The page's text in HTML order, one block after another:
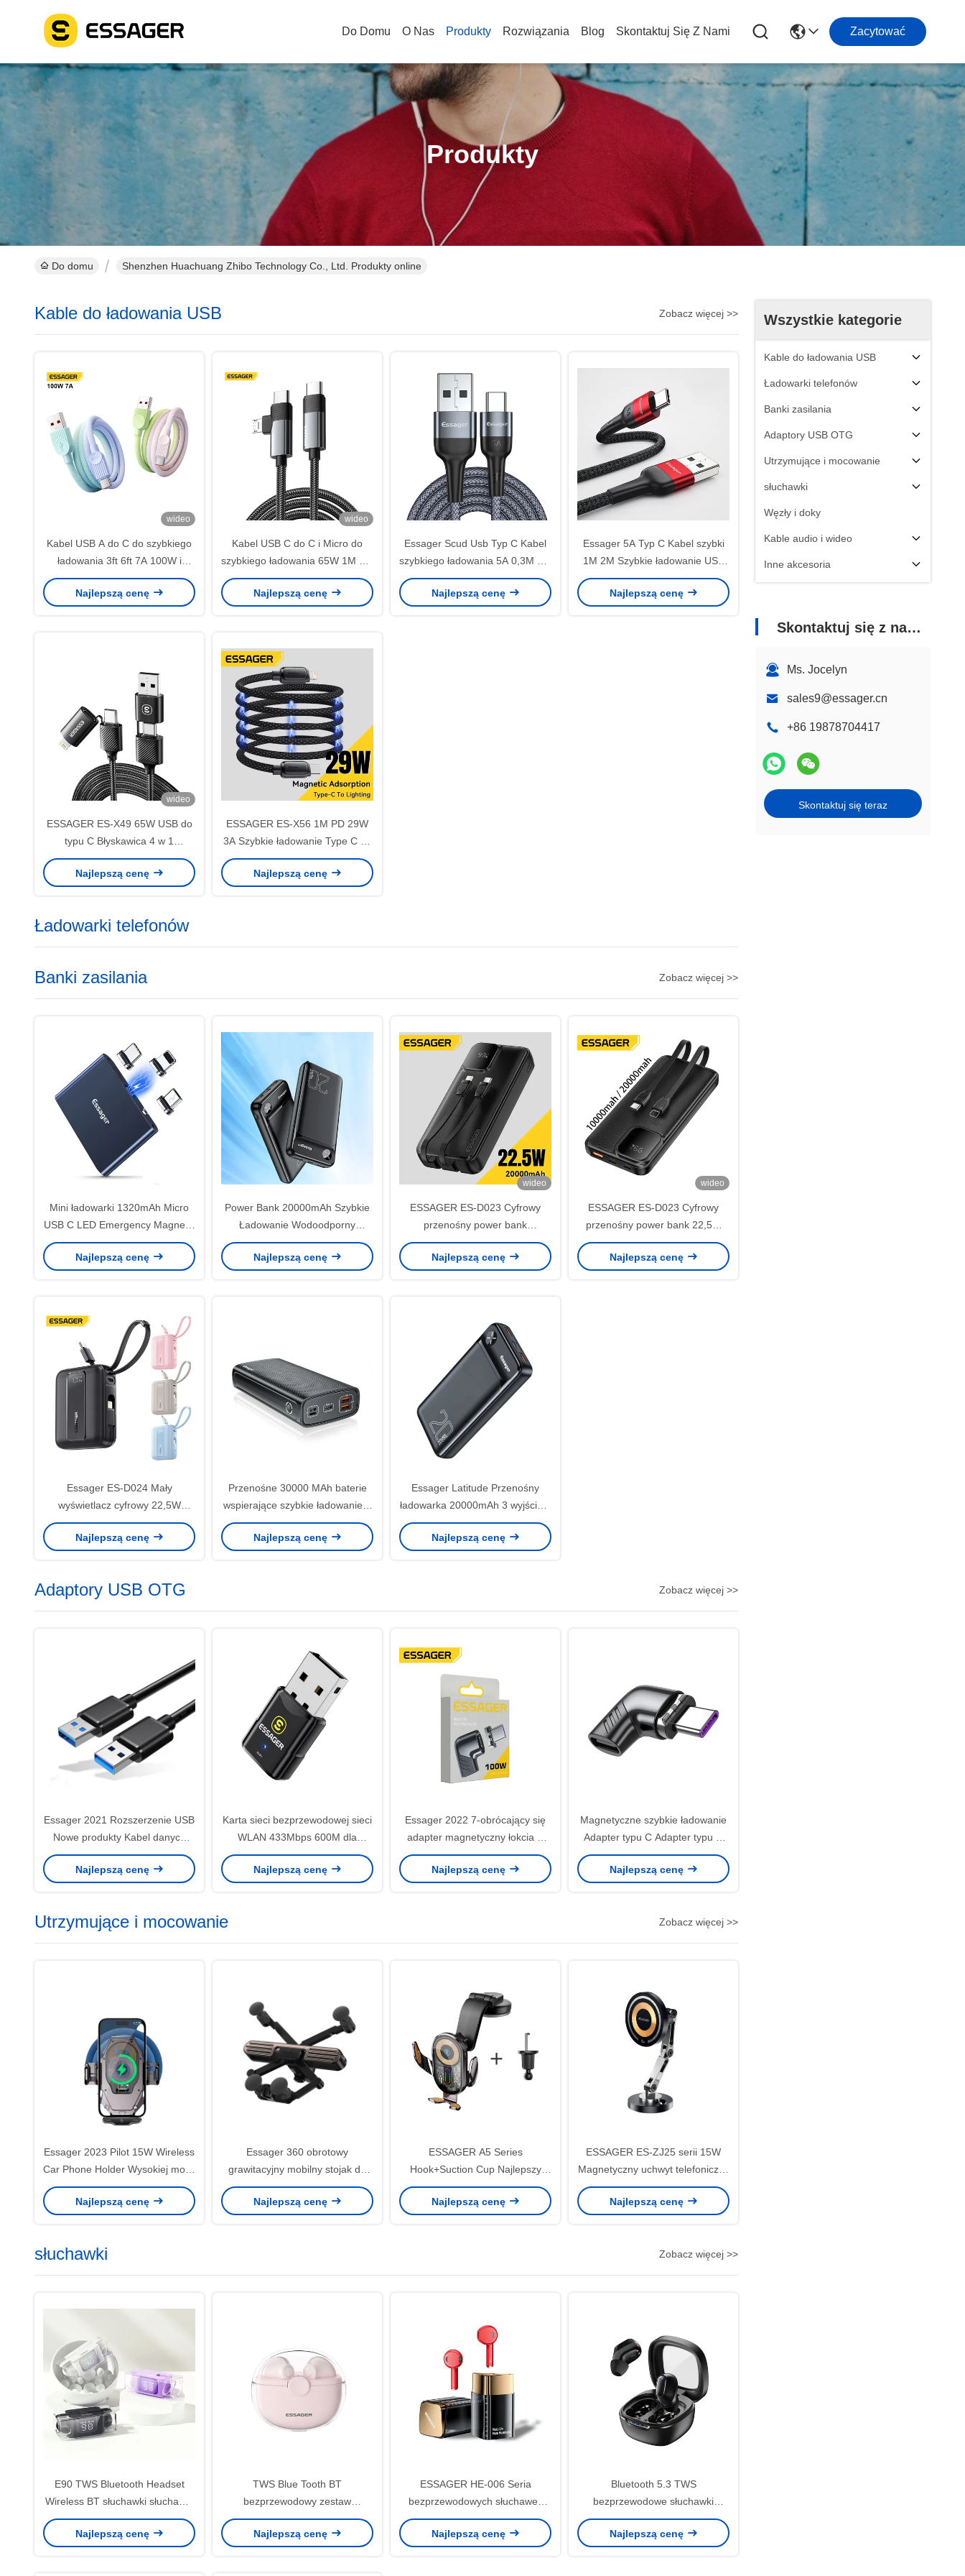
Do Domu O Nas Produkty Rozwiązania Blog Skontaktuj Się Z Nami Zacytować
Produkty
Do domu Shenzhen Huachuang Zhibo Technology Co., Ltd. Produkty online
Wszystkie kategorie
Kable do ładowania USB
Ładowarki telefonów
Banki zasilania
Adaptory USB OTG
Utrzymujące i mocowanie
słuchawki
Węzły i doky
Kable audio i wideo
Inne akcesoria
Skontaktuj się z nami
Ms. Jocelyn
sales9@essager.cn
+86 19878704417
Skontaktuj się teraz
Kable do ładowania USB Zobacz więcej >>
wideo
Kabel USB A do C do szybkiego
ładowania 3ft 6ft 7A 100W i
transferu danych
Najlepszą cenę
wideo
Kabel USB C do C i Micro do
szybkiego ładowania 65W 1M 2M
480Mbps Transfer danych
Najlepszą cenę
Essager Scud Usb Typ C Kabel
szybkiego ładowania 5A 0,3M 1M
2M dla urządzeń typu C
Najlepszą cenę
Essager 5A Typ C Kabel szybki
1M 2M Szybkie ładowanie USB
2.0 Kabel do przesyłania danych
typu C
Najlepszą cenę
wideo
ESSAGER ES-X49 65W USB do
typu C Błyskawica 4 w 1
Ładowarka Kabel danych do
telefonu laptopa
Najlepszą cenę
ESSAGER ES-X56 1M PD 29W
3A Szybkie ładowanie Type C do
L Magnetyczny kabel do
transmisji danych dla iPhone
Najlepszą cenę
Ładowarki telefonów
Banki zasilania Zobacz więcej >>
Mini ładowarki 1320mAh Micro
USB C LED Emergency Magnetic
Power Bank
Najlepszą cenę
Power Bank 20000mAh Szybkie
Ładowanie Wodoodporny
Certyfikat CE RoHS
Najlepszą cenę
wideo
ESSAGER ES-D023 Cyfrowy
przenośny power bank
20000mAh 22,5W z kablem
Najlepszą cenę
wideo
ESSAGER ES-D023 Cyfrowy
przenośny power bank 22,5W
10000mAh z kablem
Najlepszą cenę
Essager ES-D024 Mały
wyświetlacz cyfrowy 22,5W
10000 mAh Szybkie ładowanie
Power Bank Wbudowany kabel
Najlepszą cenę
Przenośne 30000 MAh baterie
wspierające szybkie ładowanie o
mocy 22,5 W 3 wejścia wyjścia
Najlepszą cenę
Essager Latitude Przenośny
ładowarka 20000mAh 3 wyjście 2
wejście
Najlepszą cenę
Adaptory USB OTG Zobacz więcej >>
Essager 2021 Rozszerzenie USB
Nowe produkty Kabel danych
USB3.0 do przesyłania danych
Najlepszą cenę
Karta sieci bezprzewodowej sieci
WLAN 433Mbps 600M dla
laptopa
Najlepszą cenę
Essager 2022 7-obrócający się
adapter magnetyczny łokcia w
kształcie L
Najlepszą cenę
Magnetyczne szybkie ładowanie
Adapter typu C Adapter typu C
do C 100W
Najlepszą cenę
Utrzymujące i mocowanie Zobacz więcej >>
Essager 2023 Pilot 15W Wireless
Car Phone Holder Wysokiej mocy
360 Free Rotation Fast Wireless
Charging Auto
Najlepszą cenę
Essager 360 obrotowy
grawitacyjny mobilny stojak do
samochodu Łatwe obsługiwanie
Stabilny stojak samochodowy
Najlepszą cenę
ESSAGER A5 Series
Hook+Suction Cup Najlepszy
uchwyt do telefonów
komórkowych do montażu
Najlepszą cenę
ESSAGER ES-ZJ25 serii 15W
Magnetyczny uchwyt telefoniczny
do samochodu
Najlepszą cenę
słuchawki Zobacz więcej >>
E90 TWS Bluetooth Headset
Wireless BT słuchawki słuchawki
słuchawki dla urządzeń
odtwarzających Ap Android
Najlepszą cenę
TWS Blue Tooth BT
bezprzewodowy zestaw
słuchawkowy przezroczysty
35mAh 300mAh dla IP Android
Najlepszą cenę
ESSAGER HE-006 Seria
bezprzewodowych słuchawek
TWS BT5.3 Dla Androida
Najlepszą cenę
Bluetooth 5.3 TWS
bezprzewodowe słuchawki
sportowe wodoodporne do
treningu
Najlepszą cenę